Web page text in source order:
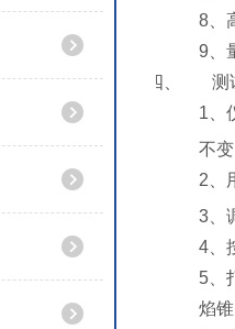
8
9
四、
测
1
不
2
3
4
5
焰